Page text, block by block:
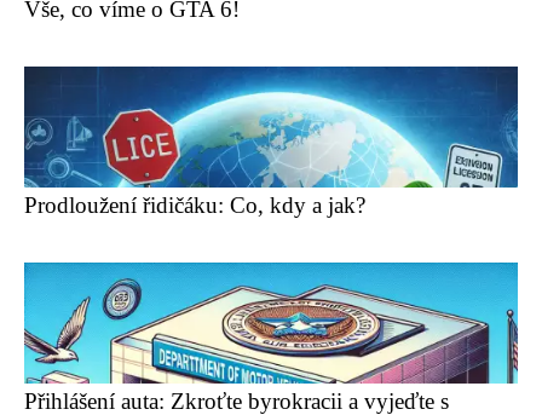
Vše, co víme o GTA 6!
Prodloužení řidičáku: Co, kdy a jak?
Přihlášení auta: Zkroťte byrokracii a vyjeďte s